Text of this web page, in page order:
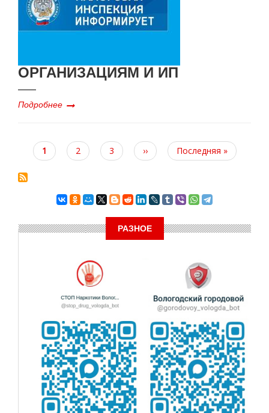
ОРГАНИЗАЦИЯМ И ИП
Подробнее
Текущая
страница
1 Page
2 Page
3
Следующая
страница
››
Последняя
страница
Последняя »
РАЗНОЕ